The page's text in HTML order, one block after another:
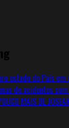
estado do País em
de acidentes
MAIS DE